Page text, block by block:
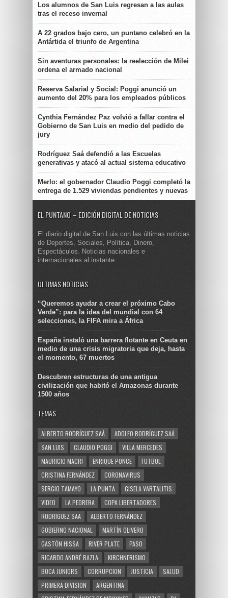
Los alumnos de San Luis regresan a las aulas
tras el receso invernal
A 22 grados bajo cero, un puntano celebró en la
Antártida el triunfo de Argentina
Sin aventuras personales: la reelección de Milei
ordena el armado nacional
Reserva Salarial y Social: Poggi anunció un
aumento del 20% para los empleados públicos
Cynthia Fernández Paz volvió a fallar contra el
Gobierno de San Luis en medio del pedido de
jury
Rodríguez Saá defendió a las Escuelas
generativas y atacó al actual sistema educativo
Merlo: el gobernador Claudio Poggi completó la
entrega de 1.529 viviendas pendientes y nuevas
EL PUNTANO – EDICIÓN DIGITAL DE NOTICIAS
El diario digital de San Luis con las últimas noticias
de Deportes, Sociales, Política, Dinero,
Espectáculos. Noticias nacionales e
internacionales al instante.
ULTIMAS NOTICIAS
“Queremos ayudar a crear el próximo Cabo
Verde”: para la idea del mundial con 64
selecciones, la FIFA mira a África
España instaló una barrera flotante en Ceuta en
medio de una crisis migratoria que deja, hasta
el momento, 67 muertos
Descubren estructuras de una antigua
civilización que habitó el Amazonas durante
1500 años
TEMAS
ALBERTO RODRÍGUEZ SAÁ
ADOLFO RODRÍGUEZ SAÁ
SAN LUIS
CLAUDIO POGGI
VILLA MERCEDES
MAURICIO MACRI
ENRIQUE PONCE
FUTBOL
CRISTINA FERNÁNDEZ
CORONAVIRUS
SERGIO TAMAYO
LA PUNTA
GISELA VARTALITIS
VIDEO
LA PEDRERA
COPA LIBERTADORES
RODRIGUEZ SAA
ALBERTO FERNÁNDEZ
GOBIERNO NACIONAL
MARTÍN OLIVERO
GASTÓN HISSA
RIVER PLATE
PASO
RICARDO ANDRÉ BAZLA
KIRCHNERISMO
BOCA JUNIORS
CORRUPCION JUSTICIA
SALUD
PRIMERA DIVISION
ARGENTINA